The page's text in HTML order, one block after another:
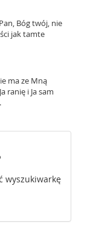
Bóg twój, nie
jak tamte
ma ze Mną
ranię i Ja sam
wyszukiwarkę